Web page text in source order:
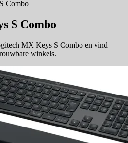
Combo
S Combo
MX Keys S Combo en vind
winkels.